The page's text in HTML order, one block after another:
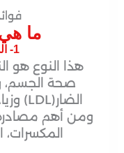
ما
1- الدهون غير المشبعة
هذا النوع هو
صحة الجسم،
ومن أهم مصادره
المكسرات،